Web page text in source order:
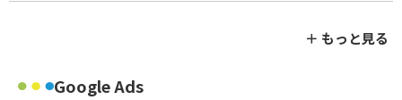
＋ もっと見る
Google Ads